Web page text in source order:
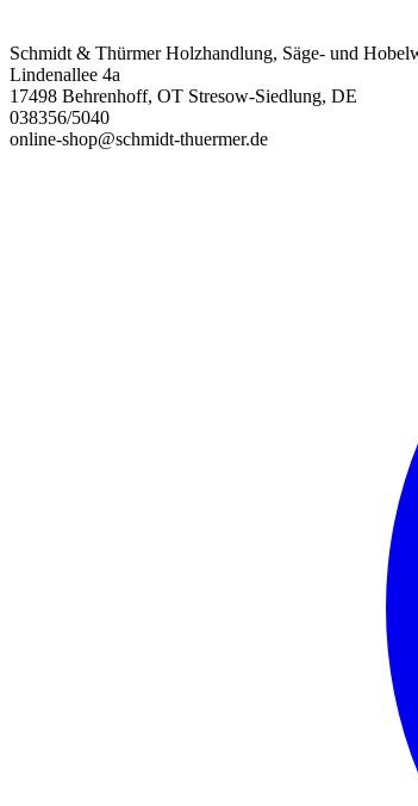
Schmidt & Thürmer Holzhandlung, Säge- und
Lindenallee 4a
17498 Behrenhoff, OT Stresow-Siedlung, DE
038356/5040
online-shop@schmidt-thuermer.de